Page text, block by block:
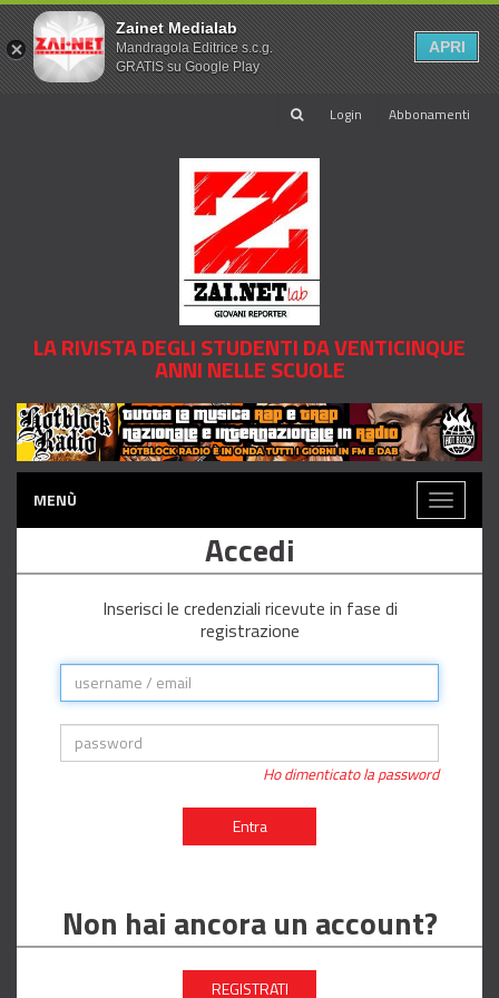
Login Abbonamenti
LA RIVISTA DEGLI STUDENTI DA VENTICINQUE
ANNI NELLE SCUOLE
MENÙ
Toggle
Accedi
Inserisci le credenziali ricevute in fase di
registrazione
Ho dimenticato la password
Entra
Non hai ancora un account?
REGISTRATI
Zainet Medialab
Mandragola Editrice s.c.g.
GRATIS su Google Play
APRI